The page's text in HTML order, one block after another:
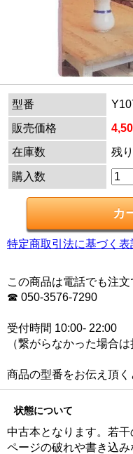
型番
販売価格
在庫数
残
購入数
特定商取引法に基づく
この商品は電話でも注文
☎ 050-3576-7290
受付時間 10:00- 22:00
（繋がらなかった場合
商品の型番をお伝え頂く
状態について
中古本となります。若干
ページの破れや書き込み